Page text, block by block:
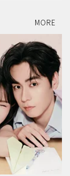
MORE